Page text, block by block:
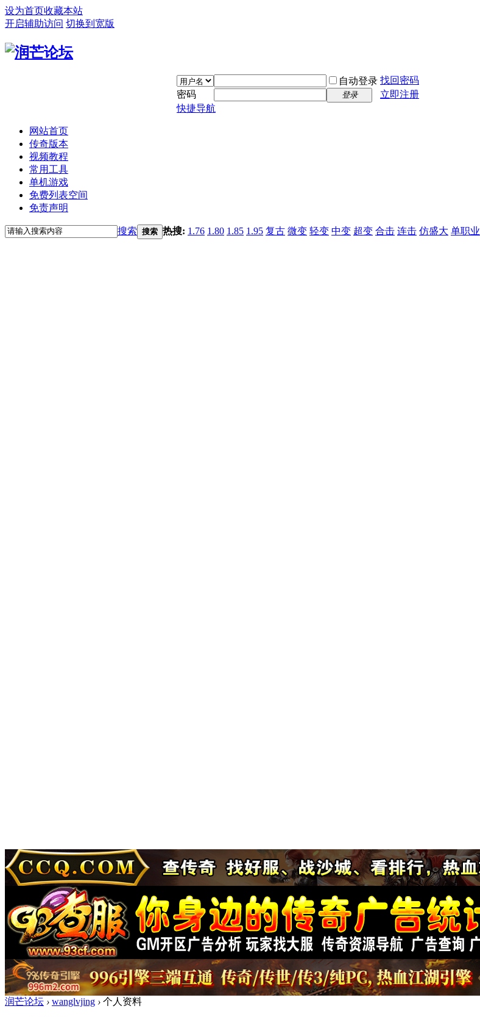
设为首页收藏本站
开启辅助访问 切换到宽版
自动登录 找回密码
密码
登录
立即注册
快捷导航
网站首页
传奇版本
视频教程
常用工具
单机游戏
免费列表空间
免责声明
搜索 搜索 热搜: 1.76 1.80 1.85 1.95 复古 微变 轻变 中变 超变 合击 连击 仿盛大 单职业
润芒论坛 › wanglvjing › 个人资料